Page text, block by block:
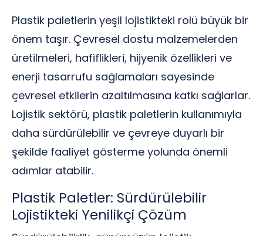
Plastik paletlerin yeşil lojistikteki rolü büyük bir
önem taşır. Çevresel dostu malzemelerden
üretilmeleri, hafiflikleri, hijyenik özellikleri ve
enerji tasarrufu sağlamaları sayesinde
çevresel etkilerin azaltılmasına katkı sağlarlar.
Lojistik sektörü, plastik paletlerin kullanımıyla
daha sürdürülebilir ve çevreye duyarlı bir
şekilde faaliyet gösterme yolunda önemli
adımlar atabilir.
Plastik Paletler: Sürdürülebilir
Lojistikteki Yenilikçi Çözüm